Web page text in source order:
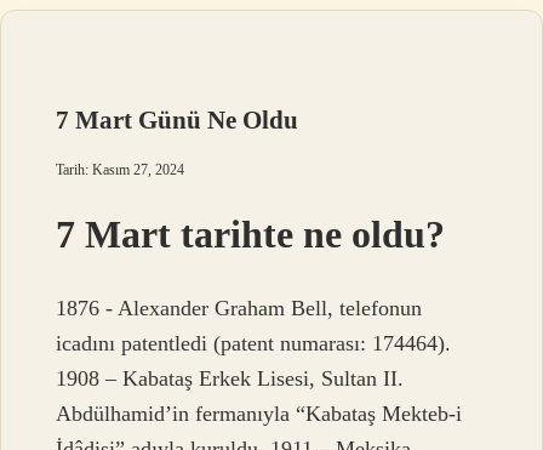
7 Mart Günü Ne Oldu
Tarih: Kasım 27, 2024
7 Mart tarihte ne oldu?
1876 ​​- Alexander Graham Bell, telefonun
icadını patentledi (patent numarası: 174464).
1908 – Kabataş Erkek Lisesi, Sultan II.
Abdülhamid’in fermanıyla “Kabataş Mekteb-i